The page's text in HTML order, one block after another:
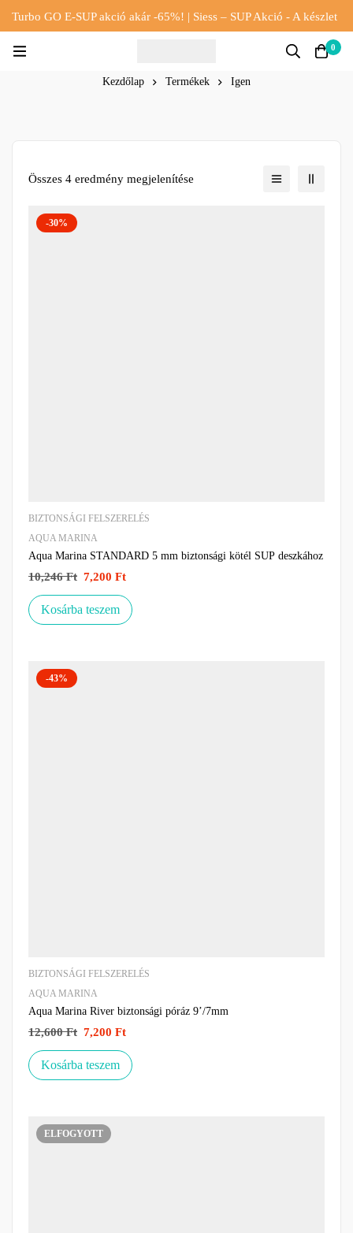
Turbo GO E-SUP akció akár -65%! | Siess – SUP Akció - A készlet
0
Kezdőlap Termékek Igen
Összes 4 eredmény megjelenítése
-30%
BIZTONSÁGI FELSZERELÉS
AQUA MARINA
Aqua Marina STANDARD 5 mm biztonsági kötél SUP deszkához
10,246Ft 7,200 Ft
Kosárba teszem
-43%
BIZTONSÁGI FELSZERELÉS
AQUA MARINA
Aqua Marina River biztonsági póráz 9’/7mm
12,600Ft 7,200 Ft
Kosárba teszem
ELFOGYOTT